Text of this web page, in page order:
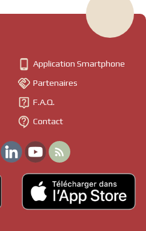
 Application Smartphone
 Partenaires
 F.A.Q.
 Contact
